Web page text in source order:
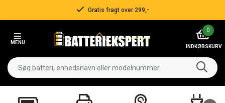
Gratis fragt over 299,-
MENU
0
INDKØBSKURV